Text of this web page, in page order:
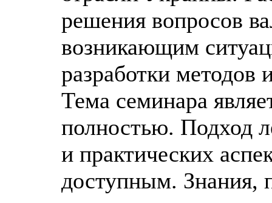
решения вопросов
возникающим
разработки методов
Тема семинара
полностью. Подход
и практических
доступным. Знания,